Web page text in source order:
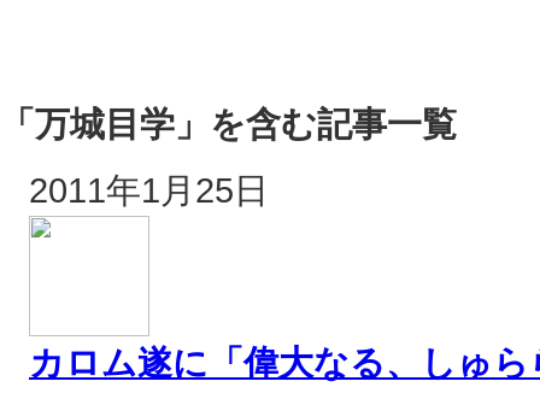
「万城目学」を含む記事一覧
2011年1月25日
カロム遂に「偉大なる、しゅ